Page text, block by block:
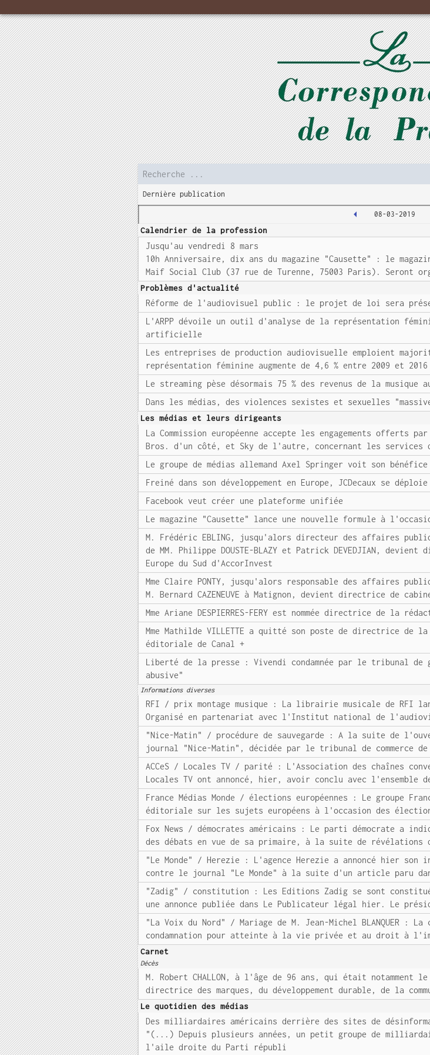
Dernière publication
08-03-2019
Calendrier de la profession
Jusqu'au vendredi 8 mars
10h Anniversaire, dix ans du magazine "Causette" : le
Maif Social Club (37 rue de Turenne, 75003 Paris). Seront
Problèmes d'actualité
Réforme de l'audiovisuel public : le projet de loi sera
L'ARPP dévoile un outil d'analyse de la représentation
artificielle
Les entreprises de production audiovisuelle emploient
représentation féminine augmente de 4,6 % entre 2009 et 2016
Le streaming pèse désormais 75 % des revenus de la musique
Dans les médias, des violences sexistes et sexuelles
Les médias et leurs dirigeants
La Commission européenne accepte les engagements offerts
Bros. d'un côté, et Sky de l'autre, concernant les services
Le groupe de médias allemand Axel Springer voit son
Freiné dans son développement en Europe, JCDecaux se
Facebook veut créer une plateforme unifiée
Le magazine "Causette" lance une nouvelle formule à
M. Frédéric EBLING, jusqu'alors directeur des affaires
de MM. Philippe DOUSTE-BLAZY et Patrick DEVEDJIAN,
Europe du Sud d'AccorInvest
Mme Claire PONTY, jusqu'alors responsable des affaires
M. Bernard CAZENEUVE à Matignon, devient directrice de
Mme Ariane DESPIERRES-FERY est nommée directrice de la
Mme Mathilde VILLETTE a quitté son poste de directrice de
éditoriale de Canal +
Liberté de la presse : Vivendi condamnée par le tribunal de
abusive"
Informations diverses
RFI / prix montage musique : La librairie musicale de RFI
Organisé en partenariat avec l'Institut national de
"Nice-Matin" / procédure de sauvegarde : A la suite de
journal "Nice-Matin", décidée par le tribunal de commerce
ACCeS / Locales TV / parité : L'Association des chaînes
Locales TV ont annoncé, hier, avoir conclu avec l'ensemble
France Médias Monde / élections européennes : Le groupe
éditoriale sur les sujets européens à l'occasion des
Fox News / démocrates américains : Le parti démocrate a
des débats en vue de sa primaire, à la suite de révélations
"Le Monde" / Herezie : L'agence Herezie a annoncé hier
contre le journal "Le Monde" à la suite d'un article paru
"Zadig" / constitution : Les Editions Zadig se sont
une annonce publiée dans Le Publicateur légal hier. Le
"La Voix du Nord" / Mariage de M. Jean-Michel BLANQUER :
condamnation pour atteinte à la vie privée et au droit à
Carnet
Décès
M. Robert CHALLON, à l'âge de 96 ans, qui était notamment le
directrice des marques, du développement durable, de la
Le quotidien des médias
Des milliardaires américains derrière des sites de
"(...) Depuis plusieurs années, un petit groupe de
l'aile droite du Parti républi